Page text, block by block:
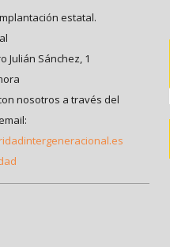
estatal.
Julián Sánchez, 1
nosotros a través del